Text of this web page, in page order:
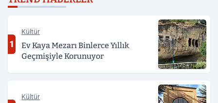
1
Kültür
Ev Kaya Mezarı Binlerce Yıllık
Geçmişiyle Korunuyor
Kültür